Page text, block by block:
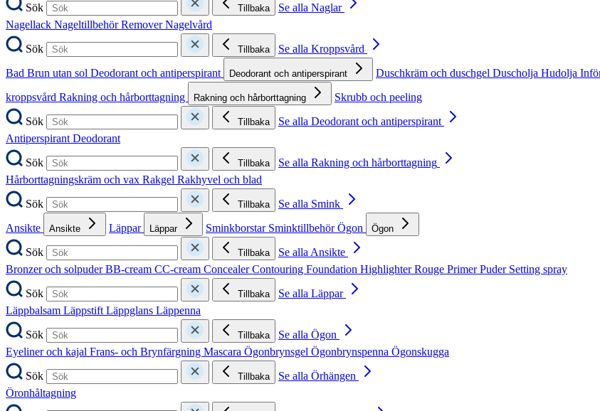
Sök
Tillbaka
Se alla Naglar
Nagellack NageltillbehörRemoverNagelvård
Sök
Tillbaka
Se alla Kroppsvård
Bad Brun utan sol Deodorant och antiperspirant Deodorant och antiperspirant Duschkräm och duschgel Duscholja Hudolja
kroppsvård Rakning och hårborttagning Rakning och hårborttagning
Skrubb och peeling
Sök
Tillbaka
Se alla Deodorant och antiperspirant
Antiperspirant Deodorant
Sök
Tillbaka
Se alla Rakning och hårborttagning
Hårborttagningskräm och vax Rakgel Rakhyvel och blad
Sök
Tillbaka
Se alla Smink
Ansikte
Ansikte Läppar Läppar Sminkborstar SminktillbehörÖgon Ögon
Sök Tillbaka
Se alla Ansikte
Bronzer och solpuderBB-cream CC-cream ConcealerContouring Foundation HighlighterRouge PrimerPuder Setting spray
Sök
Tillbaka
Se alla Läppar
Läppbalsam Läppstift Läppglans Läppenna
Sök
Tillbaka
Se alla Ögon
Eyeliner och kajal Frans- och Brynfärgning Mascara Ögonbrynsgel Ögonbrynspenna Ögonskugga
Sök
Tillbaka
Se alla Örhängen
Öronhåltagning